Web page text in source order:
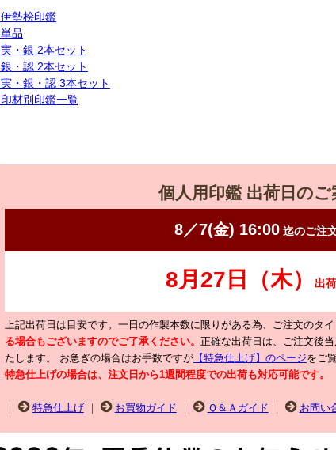
伊勢桧印鑑
単品
実・銀 2本セット
銀・認 2本セット
実・銀・認 3本セット
印材別印鑑一覧
個人用印鑑 出荷日のご
上記出荷日は目安です。一日の作製本数に限りがある為、ご注文のタ
る場合もございますのでご了承ください。 正確な出荷日は、ご注文後
たします。 お急ぎの場合はお手数ですが【特急仕上げ】のページをご
特急仕上げの場合は、注文日から1週間程度での出荷も対応可能です。
｜ 特急仕上げ｜ お買物ガイド ｜ Ｑ＆Ａガイド ｜ お問い